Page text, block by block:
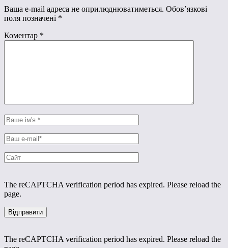
Ваша e-mail адреса не оприлюднюватиметься. Обов’язкові
поля позначені *
Коментар *
The reCAPTCHA verification period has expired. Please reload the
page.
The reCAPTCHA verification period has expired. Please reload the